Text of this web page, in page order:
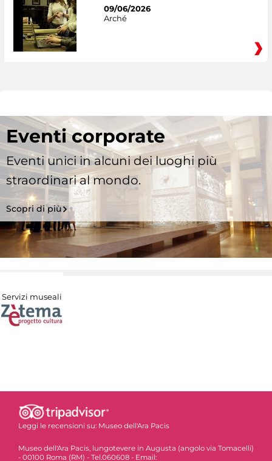
09/06/2026
Arché
Eventi corporate
Eventi unici in alcuni dei luoghi più
straordinari al mondo.
Scopri di più
Servizi museali
Leggi le recensioni su: Museo dell'Ara Pacis
Museo dell'Ara Pacis, lungotevere in Augusta (angolo via Tomacelli)
- 00100 Roma (RM) - Tel.060608 - Email: